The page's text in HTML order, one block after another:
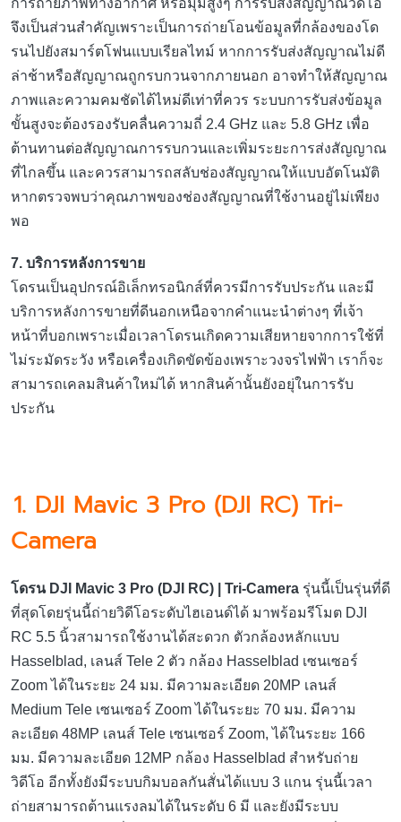
การถ่ายภาพทางอากาศ หรือมุมสูงๆ การรับส่งสัญญาณวิดีโอ
จึงเป็นส่วนสำคัญเพราะเป็นการถ่ายโอนข้อมูลที่กล้องของโด
รนไปยังสมาร์ตโฟนแบบเรียลไทม์ หากการรับส่งสัญญาณไม่ดี
ล่าช้าหรือสัญญาณถูกรบกวนจากภายนอก อาจทำให้สัญญาณ
ภาพและความคมชัดได้ไหม่ดีเท่าที่ควร ระบบการรับส่งข้อมูล
ขั้นสูงจะต้องรองรับคลื่นความถี่ 2.4 GHz และ 5.8 GHz เพื่อ
ต้านทานต่อสัญญาณการรบกวนและเพิ่มระยะการส่งสัญญาณ
ที่ไกลขึ้น และควรสามารถสลับช่องสัญญาณให้แบบอัตโนมัติ
หากตรวจพบว่าคุณภาพของช่องสัญญาณที่ใช้งานอยู่ไม่เพียง
พอ
7. บริการหลังการขาย
โดรนเป็นอุปกรณ์อิเล็กทรอนิกส์ที่ควรมีการรับประกัน และมี
บริการหลังการขายที่ดีนอกเหนือจากคำแนะนำต่างๆ ที่เจ้า
หน้าที่บอกเพราะเมื่อเวลาโดรนเกิดความเสียหายจากการใช้ที่
ไม่ระมัดระวัง หรือเครื่องเกิดขัดข้องเพราะวงจรไฟฟ้า เราก็จะ
สามารถเคลมสินค้าใหม่ได้ หากสินค้านั้นยังอยุ่ในการรับ
ประกัน
1. DJI Mavic 3 Pro (DJI RC) Tri-
Camera
โดรน DJI Mavic 3 Pro (DJI RC) | Tri-Camera รุ่นนี้เป็นรุ่นที่ดี
ที่สุดโดยรุ่นนี้ถ่ายวิดีโอระดับไฮเอนด์ได้ มาพร้อมรีโมต DJI
RC 5.5 นิ้วสามารถใช้งานได้สะดวก ตัวกล้องหลักแบบ
Hasselblad, เลนส์ Tele 2 ตัว กล้อง Hasselblad เซนเซอร์
Zoom ได้ในระยะ 24 มม. มีความละเอียด 20MP เลนส์
Medium Tele เซนเซอร์ Zoom ได้ในระยะ 70 มม. มีความ
ละเอียด 48MP เลนส์ Tele เซนเซอร์ Zoom, ได้ในระยะ 166
มม. มีความละเอียด 12MP กล้อง Hasselblad สำหรับถ่าย
วิดีโอ อีกทั้งยังมีระบบกิมบอลกันสั่นได้แบบ 3 แกน รุ่นนี้เวลา
ถ่ายสามารถต้านแรงลมได้ในระดับ 6 มี และยังมีระบบ